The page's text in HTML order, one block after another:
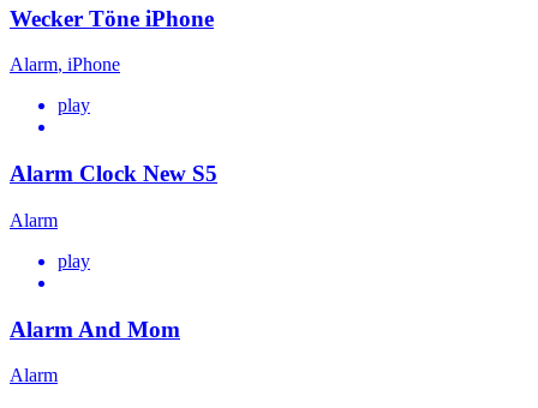
Wecker Töne iPhone
Alarm, iPhone
play
Alarm Clock New S5
Alarm
play
Alarm And Mom
Alarm